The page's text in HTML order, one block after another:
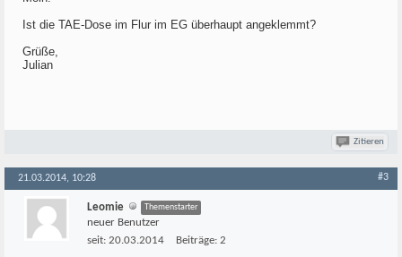
Ist die TAE-Dose im Flur im EG überhaupt angeklemmt?
Grüße,
Julian
Zitieren
21.03.2014, 10:28 #3
Leomie Themenstarter
neuer Benutzer
seit: 20.03.2014 Beiträge: 2